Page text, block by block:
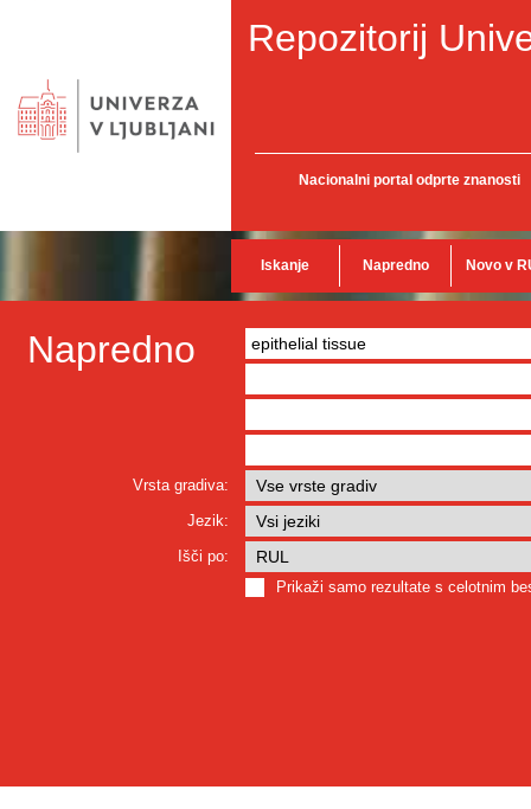
Repozitorij
Nacionalni portal odprte znanosti
Iskanje Napredno Novo v
Napredno
Vrsta gradiva:
Jezik:
Išči po:
Prikaži samo rezultate s celotnim